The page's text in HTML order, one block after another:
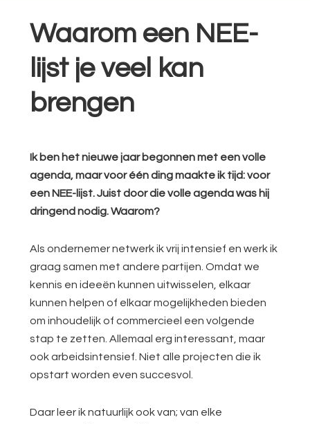
Waarom een NEE-
lijst je veel kan
brengen
Ik ben het nieuwe jaar begonnen met een volle
agenda, maar voor één ding maakte ik tijd: voor
een NEE-lijst. Juist door die volle agenda was hij
dringend nodig. Waarom?
Als ondernemer netwerk ik vrij intensief en werk ik
graag samen met andere partijen. Omdat we
kennis en ideeën kunnen uitwisselen, elkaar
kunnen helpen of elkaar mogelijkheden bieden
om inhoudelijk of commercieel een volgende
stap te zetten. Allemaal erg interessant, maar
ook arbeidsintensief. Niet alle projecten die ik
opstart worden even succesvol.
Daar leer ik natuurlijk ook van; van elke